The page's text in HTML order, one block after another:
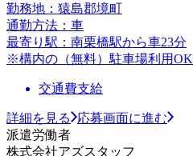
勤務地：猿島郡境町
通勤方法：車
最寄り駅：南栗橋駅から車23分
※構内の（無料）駐車場利用OK
交通費支給
詳細を見る
応募画面に進む
派遣労働者
株式会社アズスタッフ